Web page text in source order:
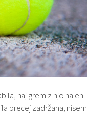
naj grem z njo na en
precej zadržana, nisem